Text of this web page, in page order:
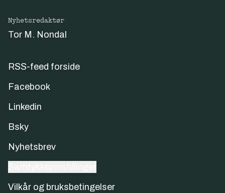
Nyhetsredaktør
Tor M. Nondal
RSS-feed forside
Facebook
Linkedin
Bsky
Nyhetsbrev
Vilkår og bruksbetingelser